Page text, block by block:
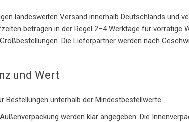
landesweiten Versand innerhalb Deutschlands und
betragen in der Regel 2–4 Werktage für vorrätige
Die Lieferpartner werden nach
und Wert
Bestellungen unterhalb der Mindestbestellwerte.
werden klar angegeben. Die